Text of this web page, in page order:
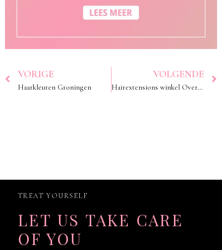
VORIGE
Haarkleuren Groningen
VOLGENDE
Hairextensions winkel Overijssel: waar jouw haarwens werkelijkheid wordt
TREAT YOURSELF
LET US TAKE CARE
OF YOU